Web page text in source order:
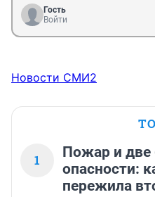
Гость
Войти
Новости СМИ2
1
Пожар и две
опасности:
пережила